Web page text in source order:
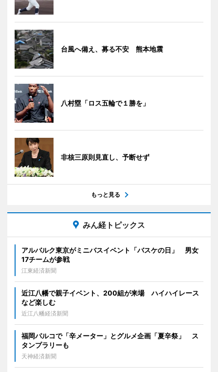
台風へ備え、募る不安 熊本地震
八村塁「ロス五輪で１勝を」
非核三原則見直し、予断せず
もっと見る
みん経トピックス
アルバルク東京がミニバスイベント「バスケの日」 男女
17チームが参戦
江東経済新聞
近江八幡で親子イベント、200組が来場 ハイハイレース
など楽しむ
近江八幡経済新聞
福岡パルコで「辛メーター」とグルメ企画「夏辛祭」 ス
タンプラリーも
天神経済新聞